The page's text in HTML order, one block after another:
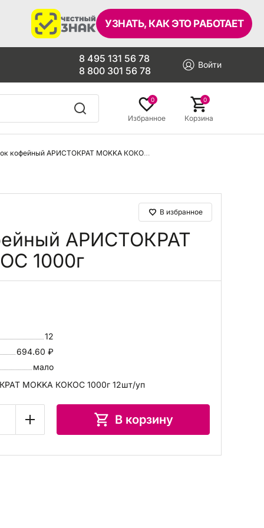
УЗНАТЬ, КАК ЭТО РАБОТАЕТ
8 495 131 56 78
8 800 301 56 78
Войти
0
Избранное
0
Корзина
Напиток кофейный АРИСТОКРАТ MОKKA КОКОС 1000г
В избранное
АРИСТОКРАТ
1000г
12
694.60 ₽
мало
MОKKA КОКОС 1000г 12шт/уп
В корзину